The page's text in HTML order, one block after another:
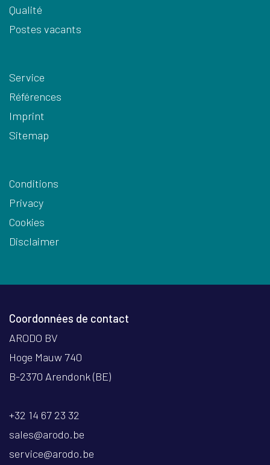
Qualité
Postes vacants
Service
Références
Imprint
Sitemap
Conditions
Privacy
Cookies
Disclaimer
Coordonnées de contact
ARODO BV
Hoge Mauw 740
B-2370 Arendonk (BE)
+32 14 67 23 32
sales@arodo.be
service@arodo.be